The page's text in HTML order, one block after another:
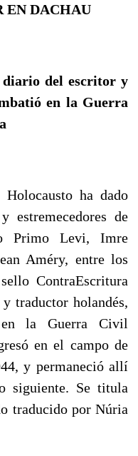
EN DACHAU
del escritor y
en la Guerra
ha dado
de
Primo Levi, Imre
Améry, entre los
ContraEscritura
traductor holandés,
en la Guerra Civil
en el campo de
y permaneció allí
siguiente. Se titula
traducido por Núria